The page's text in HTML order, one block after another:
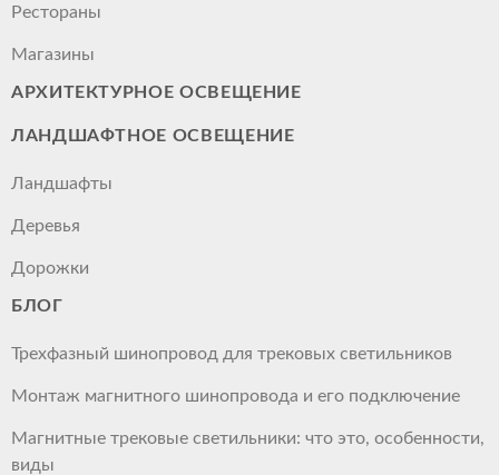
Рестораны
Магазины
АРХИТЕКТУРНОЕ ОСВЕЩЕНИЕ
ЛАНДШАФТНОЕ ОСВЕЩЕНИЕ
Ландшафты
Деревья
Дорожки
БЛОГ
Трехфазный шинопровод для трековых светильников
Монтаж магнитного шинопровода и его подключение
Магнитные трековые светильники: что это, особенности,
виды